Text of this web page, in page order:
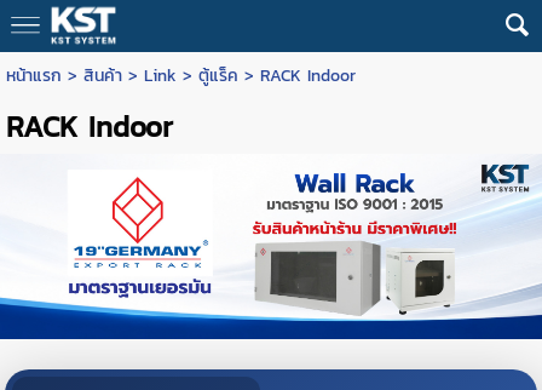
หน้าแรก > สินค้า> Link > ตู้แร็ค > RACK Indoor
RACK Indoor